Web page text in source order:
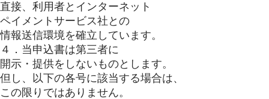
直接、利用者とインターネット
ペイメントサービス社との
情報送信環境を確立しています。
４．当申込書は第三者に
開示・提供をしないものとします。
但し、以下の各号に該当する場合は、
この限りではありません。